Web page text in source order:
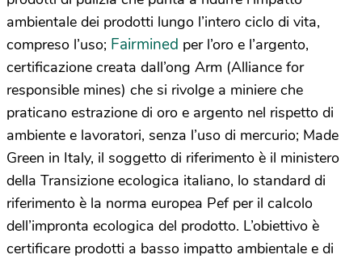
ambientale dei prodotti lungo l’intero ciclo di vita,
compreso l’uso; Fairmined per l’oro e l’argento,
certificazione creata dall’ong Arm (Alliance for
responsible mines) che si rivolge a miniere che
praticano estrazione di oro e argento nel rispetto di
ambiente e lavoratori, senza l’uso di mercurio; Made
Green in Italy, il soggetto di riferimento è il ministero
della Transizione ecologica italiano, lo standard di
riferimento è la norma europea Pef per il calcolo
dell’impronta ecologica del prodotto. L’obiettivo è
certificare prodotti a basso impatto ambientale e di